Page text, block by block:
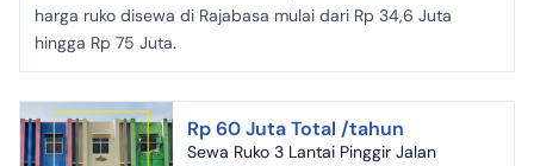
harga ruko disewa di Rajabasa mulai dari Rp 34,6 Juta
hingga Rp 75 Juta.
Rp 60 Juta Total /tahun
Sewa Ruko 3 Lantai Pinggir Jalan